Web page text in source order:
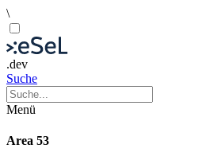
\
.dev
Suche
Menü
Area 53